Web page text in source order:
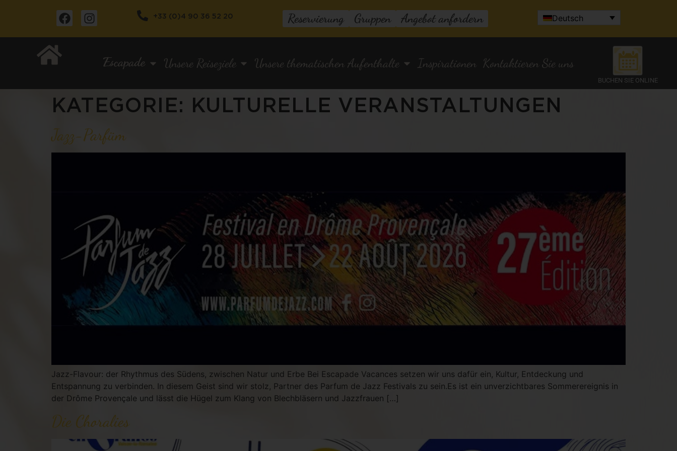
+33 (0)4 90 36 52 20 Reservierung Gruppen Angebot anfordern Deutsch
Unsere Reiseziele Unsere thematischen Aufenthalte Inspirationen Kontaktieren Sie uns
BUCHEN SIE ONLINE
KATEGORIE: KULTURELLE VERANSTALTUNGEN
Jazz-Parfüm
Jazz-Flavour: der Rhythmus des Südens, zwischen Natur und Erbe Bei Escapade Vacances setzen wir uns dafür ein, Kultur, Entdeckung und
Entspannung zu verbinden. In diesem Geist sind wir stolz, Partner des Parfum de Jazz Festivals zu sein.Es ist ein unverzichtbares Sommerereignis in
der Drôme Provençale und lässt die Hügel zum Klang von Blechbläsern und Jazzfrauen […]
Die Choralies